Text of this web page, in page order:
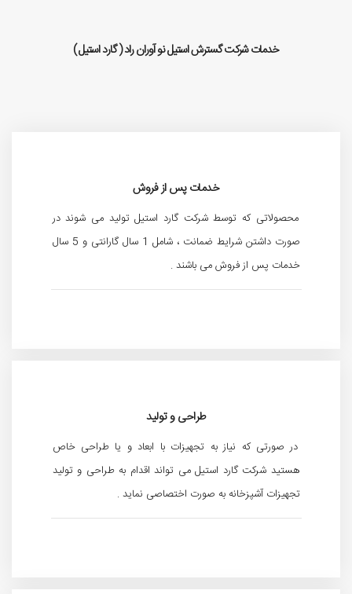
خدمات شرکت گسترش استیل نو آوران راد ( گارد استیل )
خدمات پس از فروش
محصولاتی که توسط شرکت گارد استیل تولید می شوند در
صورت داشتن شرایط ضمانت ، شامل 1 سال گارانتی و 5 سال
خدمات پس از فروش می باشند .
طراحی و تولید
در صورتی که نیاز به تجهیزات با ابعاد و یا طراحی خاص
هستید شرکت گارد استیل می تواند اقدام به طراحی و تولید
تجهیزات آشپزخانه به صورت اختصاصی نماید .